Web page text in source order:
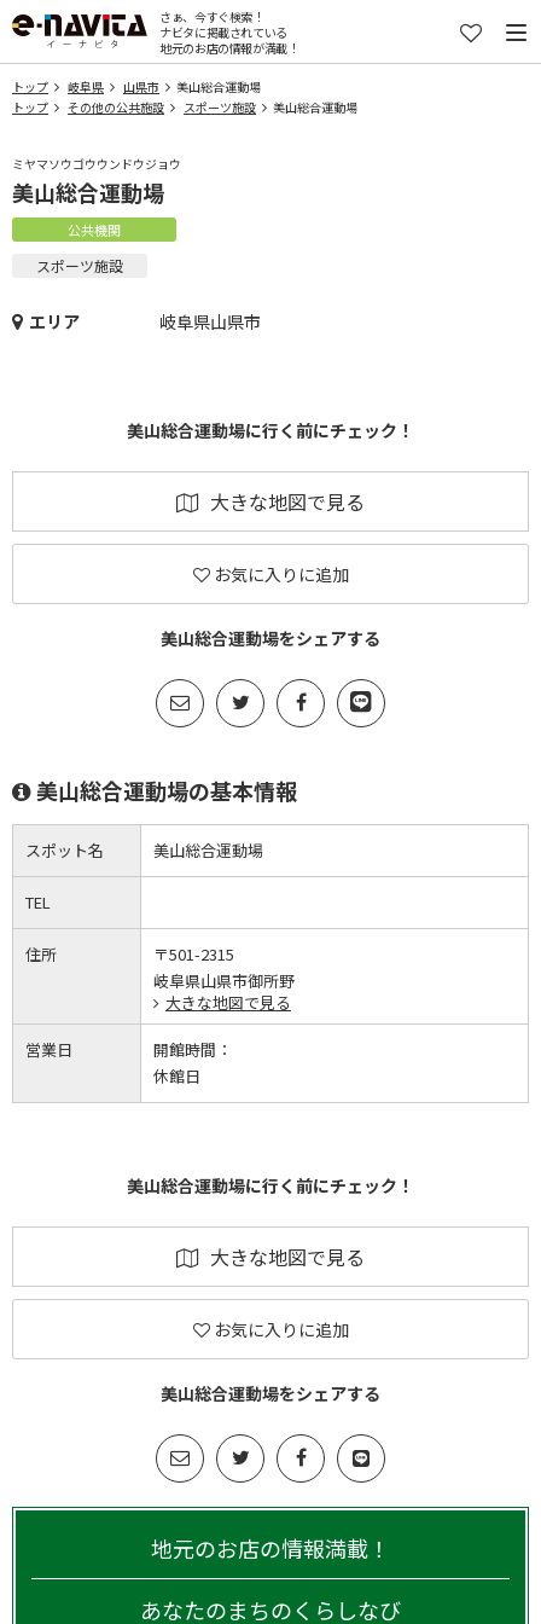
さぁ、今すぐ検索！
ナビタに掲載されている
地元のお店の情報が満載！
トップ 岐阜県 山県市
美山総合運動場
トップ
その他の公共施設 スポーツ施設 美山総合運動場
ミヤマソウゴウウンドウジョウ
美山総合運動場
公共機関
スポーツ施設
エリア 岐阜県山県市
美山総合運動場に行く前にチェック！
大きな地図で見る
お気に入りに追加
美山総合運動場をシェアする
美山総合運動場の基本情報
スポット名 美山総合運動場
TEL
住所
〒501-2315
岐阜県山県市御所野
大きな地図で見る
営業日
開館時間：
休館日
美山総合運動場に行く前にチェック！
大きな地図で見る
お気に入りに追加
美山総合運動場をシェアする
地元のお店の情報満載！
あなたのまちのくらしなび